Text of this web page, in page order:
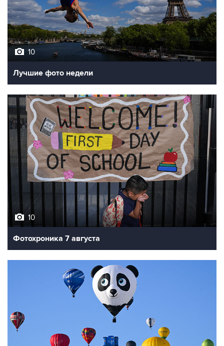
10
Лучшие фото недели
10
Фотохроника 7 августа